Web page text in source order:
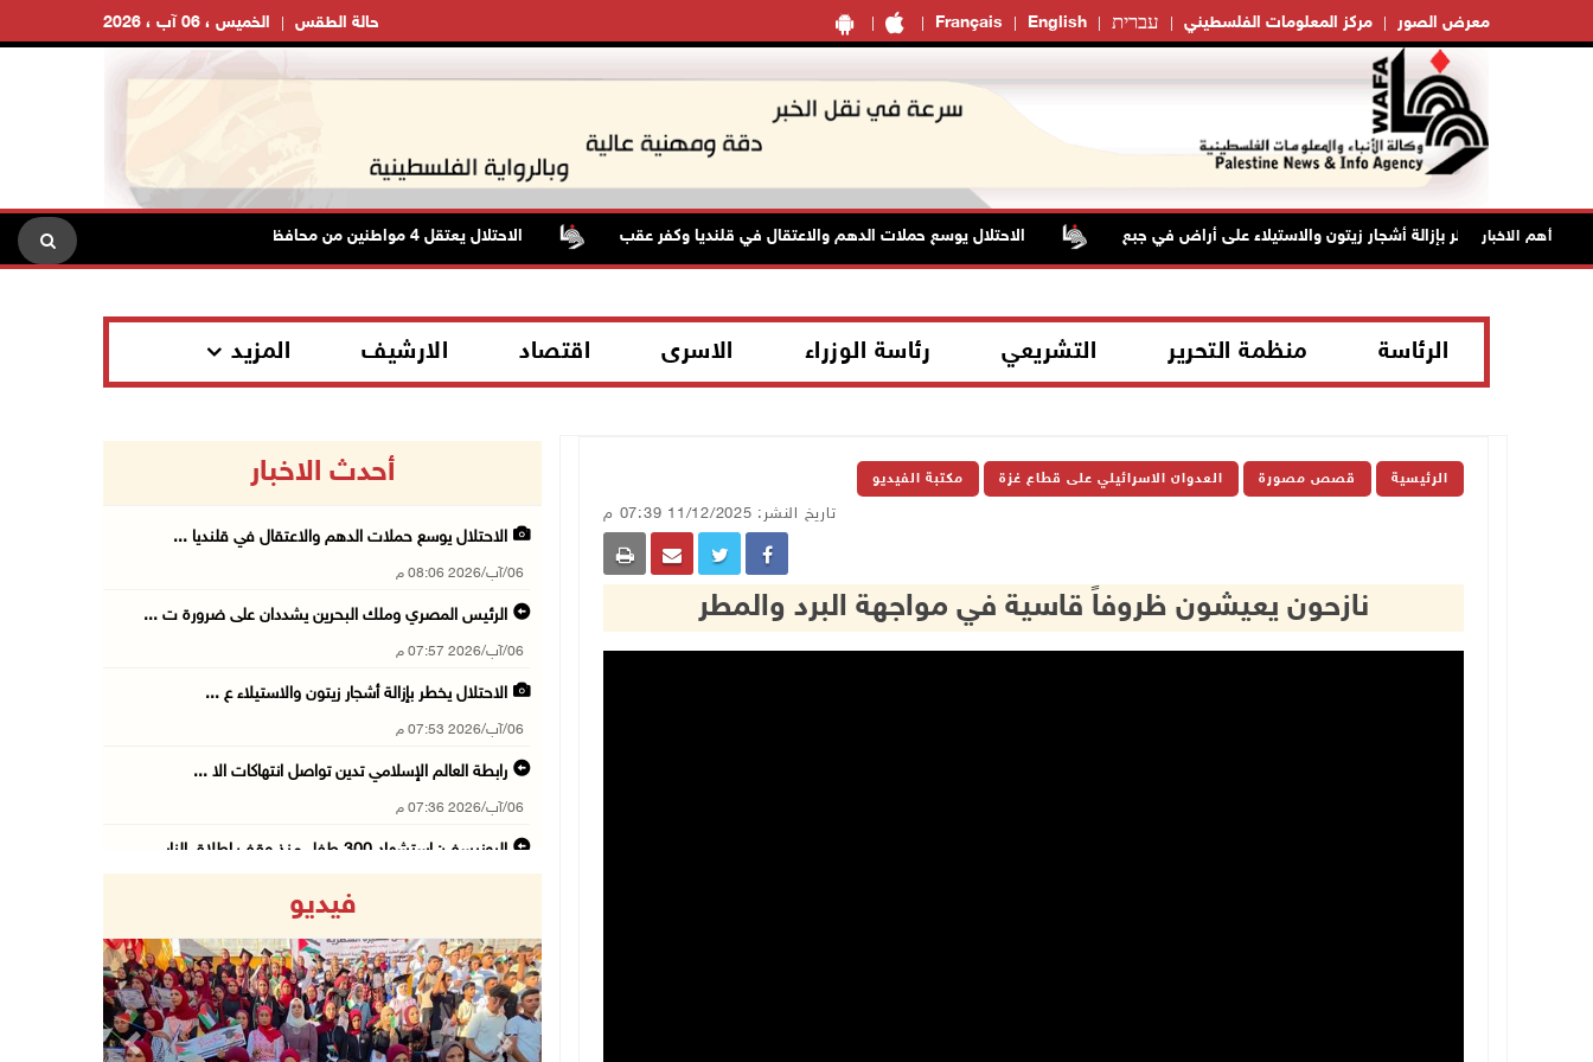
Français English עברית مركز المعلومات الفلسطيني معرض الصور الخميس ، 06 آب ، 2026 حالة الطقس
أهم الاخبار
الاحتلال يخطر بإزالة أشجار زيتون والاستيلاء على أراض في جبع الاحتلال يوسع حملات الدهم والاعتقال في قلنديا وكفر عقب الاحتلال يعتقل 4 مواطنين من محافظة نابلس الاحتلال يعتقل
الرئاسة منظمة التحرير التشريعي رئاسة الوزراء الاسرى اقتصاد الارشيف المزيد
الرئيسية قصص مصورة العدوان الاسرائيلي على قطاع غزة مكتبة الفيديو
تاريخ النشر: 11/12/2025 07:39 م
نازحون يعيشون ظروفاً قاسية في مواجهة البرد والمطر
أحدث الاخبار
الاحتلال يوسع حملات الدهم والاعتقال في قلنديا ...
06/آب/2026 08:06 م
الرئيس المصري وملك البحرين يشددان على ضرورة ت ...
06/آب/2026 07:57 م
الاحتلال يخطر بإزالة أشجار زيتون والاستيلاء ع ...
06/آب/2026 07:53 م
رابطة العالم الإسلامي تدين تواصل انتهاكات الا ...
06/آب/2026 07:36 م
اليونيسف: استشهاد 300 طفل منذ وقف إطلاق النار ...
06/آب/2026 07:27 م
إصابتان بالرصاص والاعتداء خلال اقتحام الاحتلا ...
06/آب/2026 06:56 م
فيديو
Previous Next